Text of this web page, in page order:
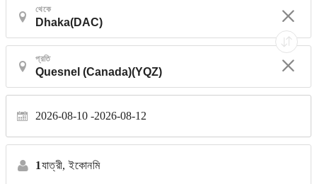
থেকে
প্রতি
2026-08-10 2026-08-12
1যাত্রী, ইকোনমি